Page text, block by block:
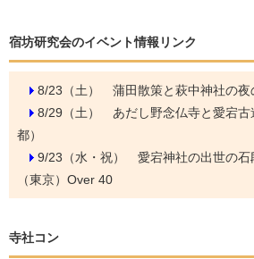
宿坊研究会のイベント情報リンク
8/23（土） 蒲田散策と萩中神社の夜
8/29（土） あだし野念仏寺と愛宕
都）
9/23（水・祝） 愛宕神社の出世の
（東京）Over 40
寺社コン